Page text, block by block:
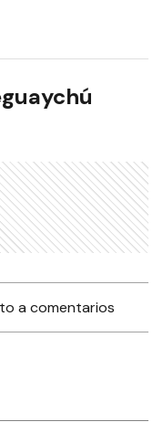
a comentarios